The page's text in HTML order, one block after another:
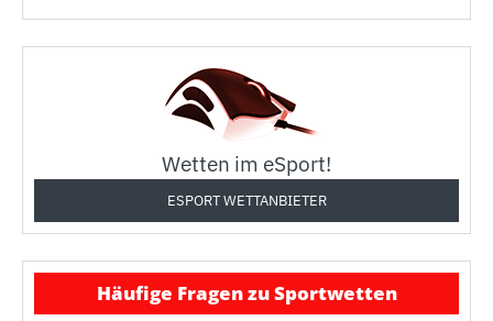
Wetten im eSport!
ESPORT WETTANBIETER
Häufige Fragen zu Sportwetten